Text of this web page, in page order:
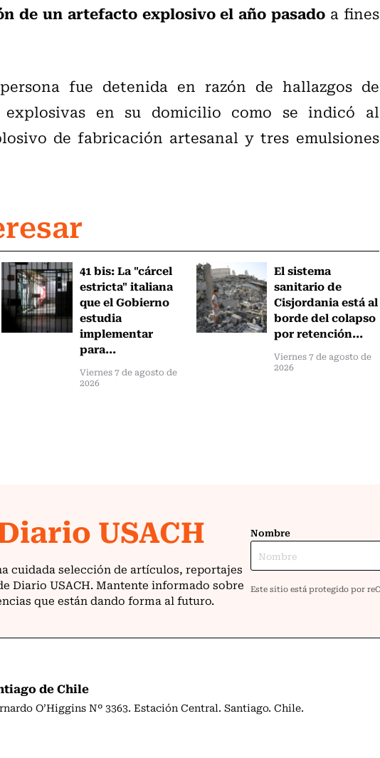
de un artefacto explosivo el año pasadoa fines
fue detenida en razón de hallazgos de
explosivas en su domicilio como se indicó al
de fabricación artesanal y tres emulsiones
41 bis: La "cárcel
estricta" italiana
que el Gobierno
estudia
implementar
para...
Viernes 7 de agosto de
2026
El sistema
sanitario de
Cisjordania está al
borde del colapso
por retención...
Viernes 7 de agosto de
2026
de Chile
O’Higgins Nº 3363. Estación Central. Santiago. Chile.